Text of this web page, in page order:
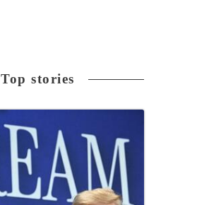
Top stories